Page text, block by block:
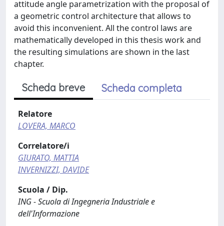
attitude angle parametrization with the proposal of
a geometric control architecture that allows to
avoid this inconvenient. All the control laws are
mathematically developed in this thesis work and
the resulting simulations are shown in the last
chapter.
Scheda breve Scheda completa
Relatore
LOVERA, MARCO
Correlatore/i
GIURATO, MATTIA
INVERNIZZI, DAVIDE
Scuola / Dip.
ING - Scuola di Ingegneria Industriale e
dell'Informazione